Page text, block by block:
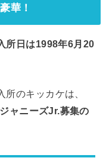
華！
所日は1998年6月20
のキッカケは、
ャニーズJr.募集の